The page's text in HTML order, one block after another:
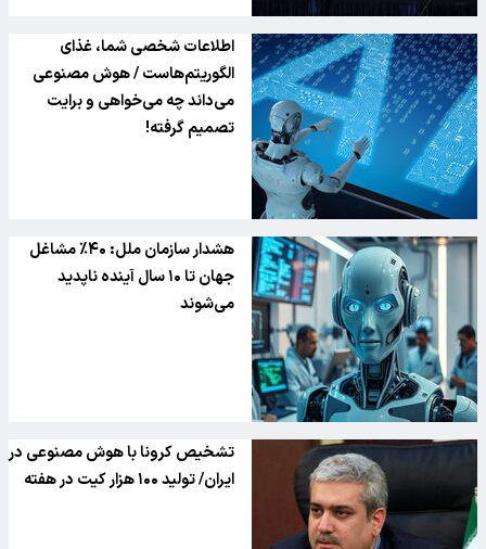
اطلاعات شخصی شما، غذای
الگوریتم‌هاست / هوش مصنوعی
می‌داند چه می‌خواهی و برایت
تصمیم گرفته!
هشدار سازمان ملل: ۴۰٪ مشاغل
جهان تا ۱۰ سال آینده ناپدید
می‌شوند
تشخیص کرونا با هوش مصنوعی در
ایران/ تولید ۱۰۰ هزار کیت در هفته